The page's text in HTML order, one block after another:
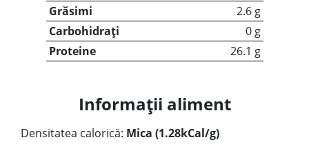
Grăsimi
2.6 g
Carbohidrați
0 g
Proteine
26.1 g
Informații aliment
Densitatea calorică: Mica (1.28kCal/g)